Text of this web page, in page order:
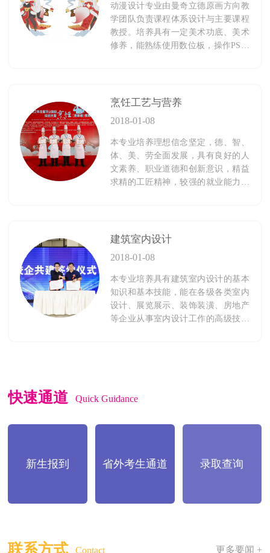
动漫设计专业由曼奇立德原画方向教
学团队负责课程体系设计与主要课程
教授。培养具有一定美术功底、美术
修养，能熟练使用数位板，操作PS、
游戏美术设计、原画设计，能够完成
人设计、动漫角色设计、插图设计等
工作的专业动漫人才。
烹饪工艺与营养
2018-01-08
本专业培养理想信念坚定，德、智、
体、美、劳全面发展，具有良好的人
文素养、职业道德和创新意识，精益
求精的工匠精神，较强的就业能力和
代餐饮业、酒店业发展需要的高端复
建筑室内设计
2018-01-08
本专业培养具有建筑室内设计的基本
知识和基本技能，能在各级各类室内
设计、展览展示、装饰装潢、房地产
等企业从事室内设计工作的高级技术
设计、商业空间设计、餐饮空间设
析、方案设计、施工图设计实践操作
快速通道 Quick Guidance
新生报到 省外考生通道 录取查询
联系方式 Contact 更多要闻 +